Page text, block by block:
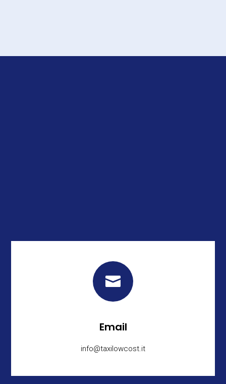

Email
info@taxilowcost.it